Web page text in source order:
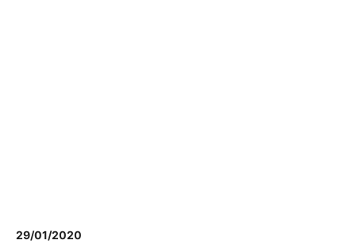
29/01/2020